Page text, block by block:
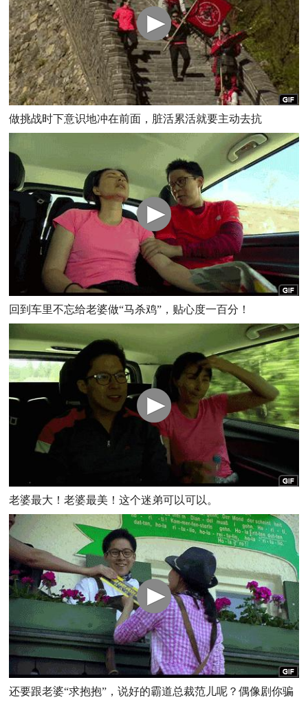
做挑战时下意识地冲在前面，脏活累活就要主动去抗
回到车里不忘给老婆做“马杀鸡”，贴心度一百分！
老婆最大！老婆最美！这个迷弟可以可以。
还要跟老婆“求抱抱”，说好的霸道总裁范儿呢？偶像剧你骗